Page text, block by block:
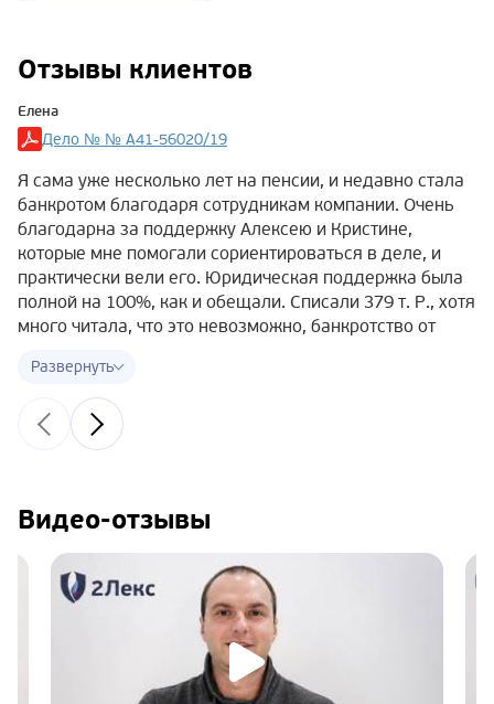
Отзывы клиентов
Елена
Дело № № А41-56020/19
Я сама уже несколько лет на пенсии, и недавно стала
банкротом благодаря сотрудникам компании. Очень
благодарна за поддержку Алексею и Кристине,
которые мне помогали сориентироваться в деле, и
практически вели его. Юридическая поддержка была
полной на 100%, как и обещали. Списали 379 т. Р., хотя
много читала, что это невозможно, банкротство от
сказать, что ничего страшного в судебных мерах нет,
если платить нечем и есть хорошее
юрсопровождение. Только дам хороший совет —
лучше начинать готовить документы заранее, чтобы не
Видео-отзывы